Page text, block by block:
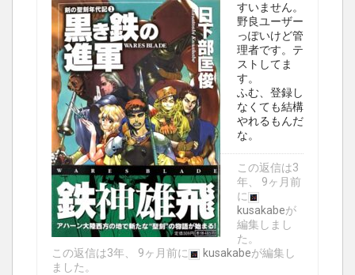
すいません。
野良ユーザー
っぽいけど管
理者です。テ
ストしてま
す。
ふむ、登録し
なくても結構
やれるもんだ
な。
この返信は3
年、 9ヶ月前
に
kusakabeが
編集しまし
た。
この返信は3年、 9ヶ月前に
kusakabeが編集し
ました。